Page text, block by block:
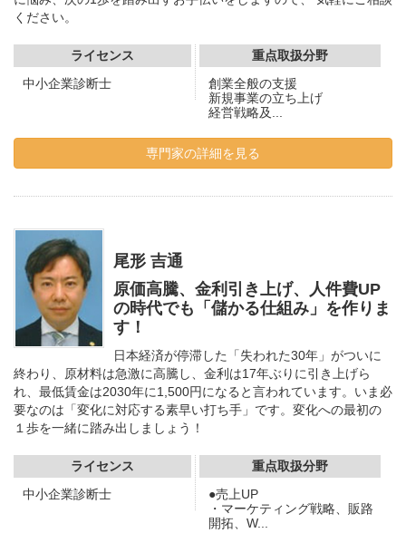
ください。
ライセンス
中小企業診断士
重点取扱分野
創業全般の支援
新規事業の立ち上げ
経営戦略及...
専門家の詳細を見る
尾形 吉通
原価高騰、金利引き上げ、人件費UP
の時代でも「儲かる仕組み」を作りま
す！
日本経済が停滞した「失われた30年」がついに
終わり、原材料は急激に高騰し、金利は17年ぶりに引き上げら
れ、最低賃金は2030年に1,500円になると言われています。いま必
要なのは「変化に対応する素早い打ち手」です。変化への最初の
１歩を一緒に踏み出しましょう！
ライセンス
中小企業診断士
重点取扱分野
●売上UP
・マーケティング戦略、販路
開拓、W...